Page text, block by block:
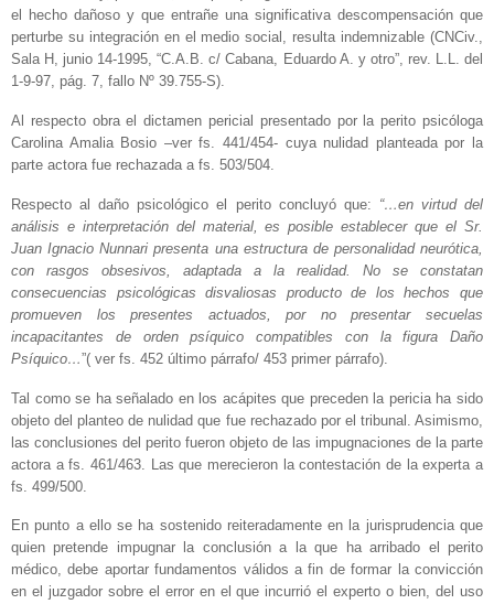
el hecho dañoso y que entrañe una significativa descompensación que
perturbe su integración en el medio social, resulta indemnizable (CNCiv.,
Sala H, junio 14-1995, “C.A.B. c/ Cabana, Eduardo A. y otro”, rev. L.L. del
1-9-97, pág. 7, fallo Nº 39.755-S).
Al respecto obra el dictamen pericial presentado por la perito psicóloga
Carolina Amalia Bosio –ver fs. 441/454- cuya nulidad planteada por la
parte actora fue rechazada a fs. 503/504.
Respecto al daño psicológico el perito concluyó que: “…en virtud del
análisis e interpretación del material, es posible establecer que el Sr.
Juan Ignacio Nunnari presenta una estructura de personalidad neurótica,
con rasgos obsesivos, adaptada a la realidad. No se constatan
consecuencias psicológicas disvaliosas producto de los hechos que
promueven los presentes actuados, por no presentar secuelas
incapacitantes de orden psíquico compatibles con la figura Daño
Psíquico…”( ver fs. 452 último párrafo/ 453 primer párrafo).
Tal como se ha señalado en los acápites que preceden la pericia ha sido
objeto del planteo de nulidad que fue rechazado por el tribunal. Asimismo,
las conclusiones del perito fueron objeto de las impugnaciones de la parte
actora a fs. 461/463. Las que merecieron la contestación de la experta a
fs. 499/500.
En punto a ello se ha sostenido reiteradamente en la jurisprudencia que
quien pretende impugnar la conclusión a la que ha arribado el perito
médico, debe aportar fundamentos válidos a fin de formar la convicción
en el juzgador sobre el error en el que incurrió el experto o bien, del uso